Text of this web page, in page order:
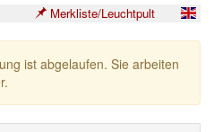
Merkliste/Leuchtpult
ist abgelaufen. Sie arbeiten